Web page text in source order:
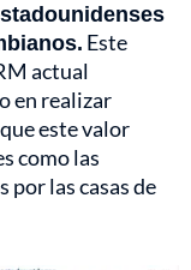
Este
actual
en realizar
este valor
como las
por las casas de